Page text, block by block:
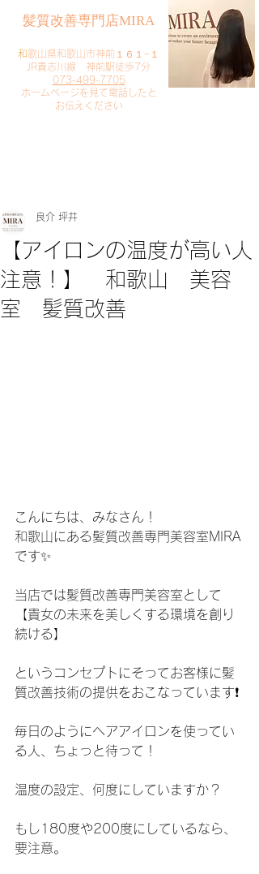
​髪質改善専門店MIRA
​和歌山県和歌山市神前１６１−１
JR貴志川線 神前駅徒歩7分
073-499-7705
​ホームページを見て電話したと
お伝えください
【アイロンの温度が高い人
注意！】 和歌山 美容
室 髪質改善
良介 坪井
こんにちは、みなさん！
和歌山にある髪質改善専門美容室MIRA
です✨
当店では髪質改善専門美容室として
【貴女の未来を美しくする環境を創り
続ける】
というコンセプトにそってお客様に髪
質改善技術の提供をおこなっています❗️
毎日のようにヘアアイロンを使ってい
る人、ちょっと待って！
温度の設定、何度にしていますか？
もし180度や200度にしているなら、
要注意。